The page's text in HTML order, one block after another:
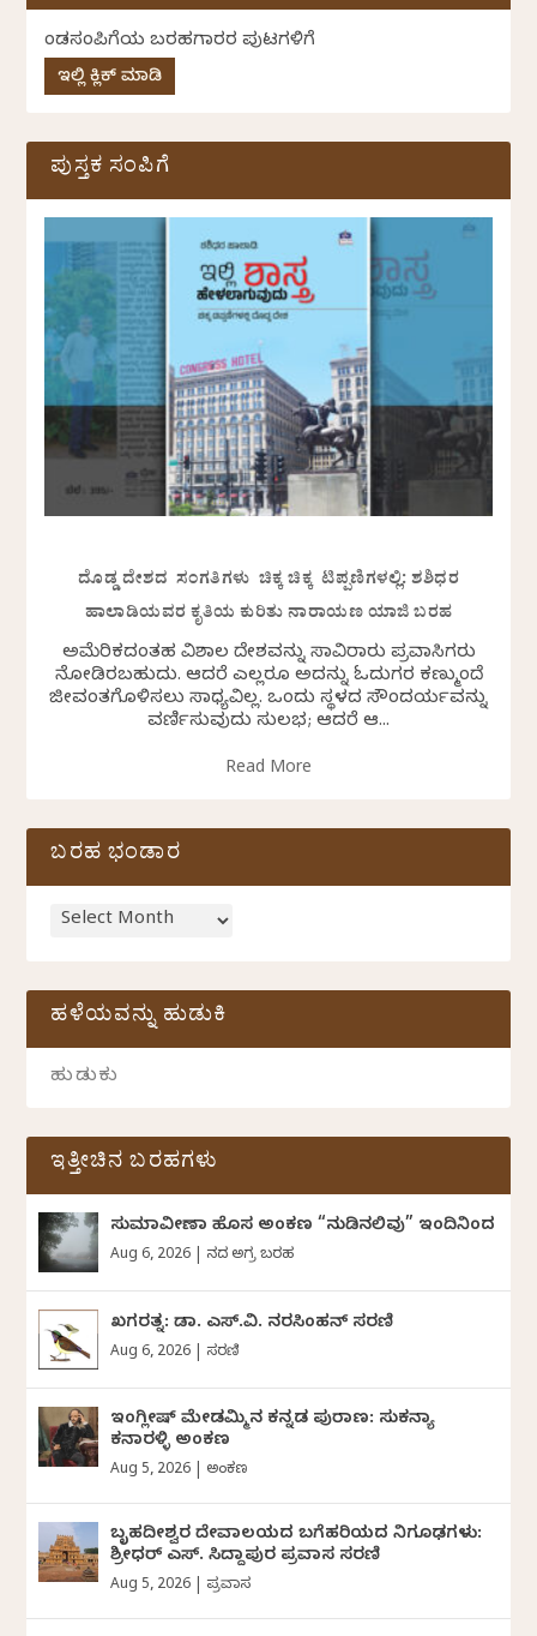
ಕೆಂಡಸಂಪಿಗೆಯ ಬರಹಗಾರರ ಪುಟಗಳಿಗೆ
ಇಲ್ಲಿ ಕ್ಲಿಕ್ ಮಾಡಿ
ಪುಸ್ತಕ ಸಂಪಿಗೆ
ದೊಡ್ಡ ದೇಶದ ಸಂಗತಿಗಳು ಚಿಕ್ಕ ಚಿಕ್ಕ ಟಿಪ್ಪಣಿಗಳಲ್ಲಿ: ಶಶಿಧರ
ಹಾಲಾಡಿಯವರ ಕೃತಿಯ ಕುರಿತು ನಾರಾಯಣ ಯಾಜಿ ಬರಹ
ಅಮೆರಿಕದಂತಹ ವಿಶಾಲ ದೇಶವನ್ನು ಸಾವಿರಾರು ಪ್ರವಾಸಿಗರು
ನೋಡಿರಬಹುದು. ಆದರೆ ಎಲ್ಲರೂ ಅದನ್ನು ಓದುಗರ ಕಣ್ಮುಂದೆ
ಜೀವಂತಗೊಳಿಸಲು ಸಾಧ್ಯವಿಲ್ಲ. ಒಂದು ಸ್ಥಳದ ಸೌಂದರ್ಯವನ್ನು
ವರ್ಣಿಸುವುದು ಸುಲಭ; ಆದರೆ ಆ...
Read More
ಬರಹ ಭಂಡಾರ
ಹಳೆಯವನ್ನು ಹುಡುಕಿ
ಇತ್ತೀಚಿನ ಬರಹಗಳು
ಸುಮಾವೀಣಾ ಹೊಸ ಅಂಕಣ “ನುಡಿನಲಿವು” ಇಂದಿನಿಂದ
Aug 6, 2026 ದಿನದ ಅಗ್ರ ಬರಹ
ಖಗರತ್ನ: ಡಾ. ಎಸ್.ವಿ. ನರಸಿಂಹನ್‌‌ ಸರಣಿ
Aug 6, 2026 ಸರಣಿ
ಇಂಗ್ಲೀಷ್ ಮೇಡಮ್ಮಿನ ಕನ್ನಡ ಪುರಾಣ: ಸುಕನ್ಯಾ
ಕನಾರಳ್ಳಿ ಅಂಕಣ
Aug 5, 2026 ಅಂಕಣ
ಬೃಹದೀಶ್ವರ ದೇವಾಲಯದ ಬಗೆಹರಿಯದ ನಿಗೂಢಗಳು:
ಶ್ರೀಧರ್‌ ಎಸ್.‌ ಸಿದ್ದಾಪುರ ಪ್ರವಾಸ ಸರಣಿ
Aug 5, 2026 ಪ್ರವಾಸ